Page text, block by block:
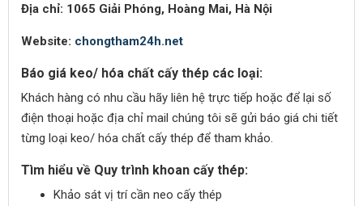
Địa chỉ: 1065 Giải Phóng, Hoàng Mai, Hà Nội
Website: chongtham24h.net
Báo giá keo/ hóa chất cấy thép các loại:
Khách hàng có nhu cầu hãy liên hệ trực tiếp hoặc để lại số
điện thoại hoặc địa chỉ mail chúng tôi sẽ gửi báo giá chi tiết
từng loại keo/ hóa chất cấy thép để tham khảo.
Tìm hiểu về Quy trình khoan cấy thép:
Khảo sát vị trí cần neo cấy thép